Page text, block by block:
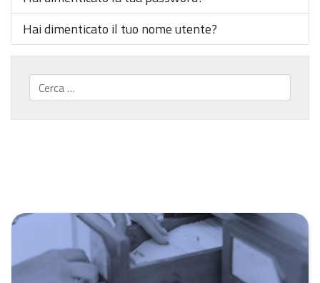
Hai dimenticato il tuo nome utente?
Cerca...